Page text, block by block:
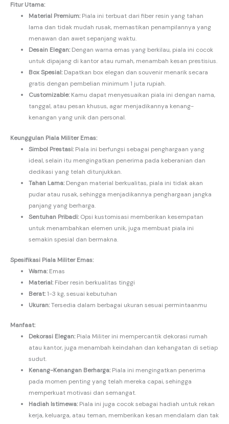
Fitur Utama:
Material Premium:Piala ini terbuat dari fiber resin yang tahan
lama dan tidak mudah rusak, memastikan penampilannya yang
menawan dan awet sepanjang waktu.
Desain Elegan:Dengan warna emas yang berkilau, piala ini cocok
untuk dipajang di kantor atau rumah, menambah kesan prestisius.
Box Spesial:Dapatkan box elegan dan souvenir menarik secara
gratis dengan pembelian minimum 1 juta rupiah.
Customizable:Kamu dapat menyesuaikan piala ini dengan nama,
tanggal, atau pesan khusus, agar menjadikannya kenang-
kenangan yang unik dan personal.
Keunggulan Piala Militer Emas:
Simbol Prestasi:Piala ini berfungsi sebagai penghargaan yang
ideal, selain itu mengingatkan penerima pada keberanian dan
dedikasi yang telah ditunjukkan.
Tahan Lama:Dengan material berkualitas, piala ini tidak akan
pudar atau rusak, sehingga menjadikannya penghargaan jangka
panjang yang berharga.
Sentuhan Pribadi:Opsi kustomisasi memberikan kesempatan
untuk menambahkan elemen unik, juga membuat piala ini
semakin spesial dan bermakna.
Spesifikasi Piala Militer Emas:
Warna:Emas
Material:Fiber resin berkualitas tinggi
Berat:1-3 kg, sesuai kebutuhan
Ukuran:Tersedia dalam berbagai ukuran sesuai permintaanmu
Manfaat:
Dekorasi Elegan:Piala Militer ini mempercantik dekorasi rumah
atau kantor, juga menambah keindahan dan kehangatan di setiap
sudut.
Kenang-Kenangan Berharga:Piala ini mengingatkan penerima
pada momen penting yang telah mereka capai, sehingga
memperkuat motivasi dan semangat.
Hadiah Istimewa:Piala ini juga cocok sebagai hadiah untuk rekan
kerja, keluarga, atau teman, memberikan kesan mendalam dan tak